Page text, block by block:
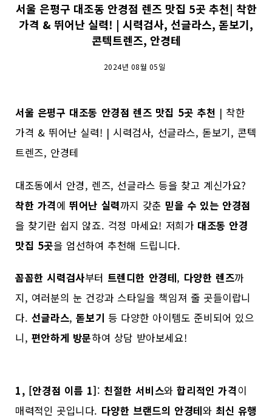
서울 은평구 대조동 안경점 렌즈 맛집 5곳 추천| 착한
가격 & 뛰어난 실력! | 시력검사, 선글라스, 돋보기,
콘텍트렌즈, 안경테
2024년 08월 05일
서울 은평구 대조동 안경점 렌즈 맛집 5곳 추천 | 착한
가격 & 뛰어난 실력! | 시력검사, 선글라스, 돋보기, 콘텍
트렌즈, 안경테
대조동에서 안경, 렌즈, 선글라스 등을 찾고 계신가요?
착한 가격에뛰어난 실력까지 갖춘 믿을 수 있는 안경점
을 찾기란 쉽지 않죠. 걱정 마세요! 저희가 대조동 안경
맛집 5곳을 엄선하여 추천해 드립니다.
꼼꼼한 시력검사부터 트렌디한 안경테, 다양한 렌즈까
지, 여러분의 눈 건강과 스타일을 책임져 줄 곳들이랍니
다. 선글라스,돋보기 등 다양한 아이템도 준비되어 있으
니, 편안하게 방문하여 상담 받아보세요!
1, [안경점 이름 1]: 친절한 서비스와합리적인 가격이
매력적인 곳입니다. 다양한 브랜드의 안경테와 최신 유행